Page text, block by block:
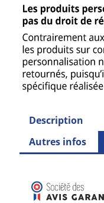
Description
Autres infos